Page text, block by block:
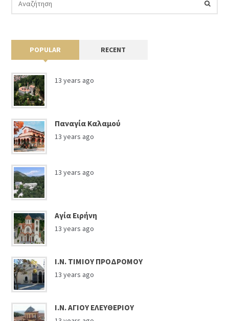
POPULAR RECENT
13 years ago
Παναγία Καλαμού
13 years ago
13 years ago
Αγία Ειρήνη
13 years ago
Ι.Ν. ΤΙΜΙΟΥ ΠΡΟΔΡΟΜΟΥ
13 years ago
Ι.Ν. ΑΓΙΟΥ ΕΛΕΥΘΕΡΙΟΥ